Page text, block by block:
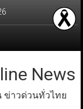
News
ข่าวด่วนทั่วไทย